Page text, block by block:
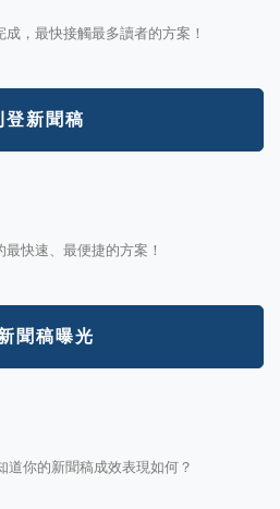
，最快接觸最多讀者的方案！
登新聞稿
快速、最便捷的方案！
聞稿曝光
你的新聞稿成效表現如何？